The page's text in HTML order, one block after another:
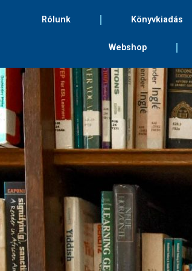
Rólunk Könyvkiadás
Webshop